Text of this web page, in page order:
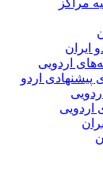
مراکز
ایران
اردویی
پیشنهادی اردو
اردویی